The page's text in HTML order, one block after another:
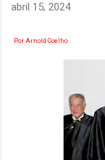
abril 15, 2024
Por Arnold Coelho